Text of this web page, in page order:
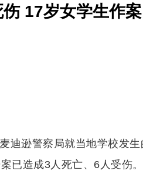
17岁女学生作案
迪逊警察局就当地学校发生
已造成3人死亡、6人受伤